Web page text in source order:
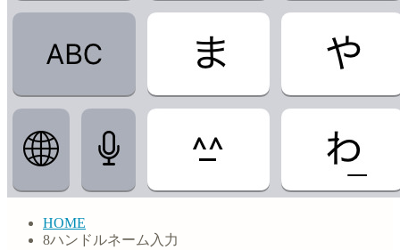
HOME
8ハンドルネーム入力